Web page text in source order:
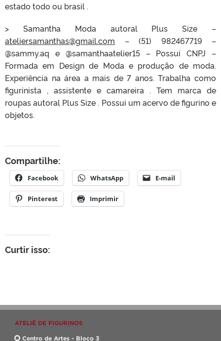
estado todo ou brasil .
> Samantha Moda autoral Plus Size –
ateliersamanthas@gmail.com – (51) 982467719 –
@sammy.aq e @samanthaatelier15 – Possui CNPJ –
Formada em Design de Moda e produção de moda.
Experiência na área a mais de 7 anos. Trabalha como
figurinista , assistente e camareira . Tem marca de
roupas autoral Plus Size . Possui um acervo de figurino e
objetos.
Compartilhe:
Facebook WhatsApp E-mail
Pinterest Imprimir
Curtir isso:
ATELIÊ DE FIGURINOS
Centro de Artes - Bloco 3